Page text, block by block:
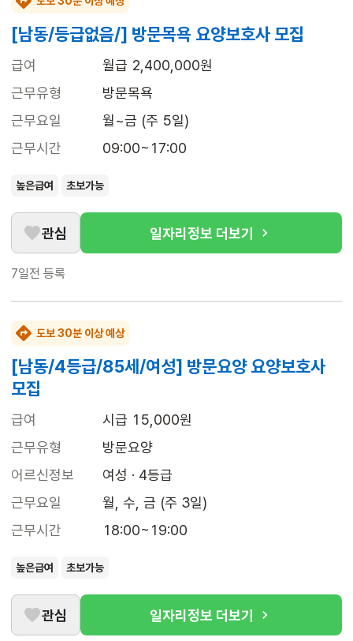
[남동/등급없음/] 방문목욕 요양보호사 모집
급여
월급 2,400,000원
근무유형
방문목욕
근무요일
월~금 (주 5일)
근무시간
09:00~17:00
높은급여 초보가능
관심 일자리정보 더보기
7일전 등록
도보 30분 이상 예상
[남동/4등급/85세/여성] 방문요양 요양보호사
모집
급여
시급 15,000원
근무유형
방문요양
어르신정보
여성 · 4등급
근무요일
월, 수, 금 (주 3일)
근무시간
18:00~19:00
높은급여 초보가능
관심 일자리정보 더보기